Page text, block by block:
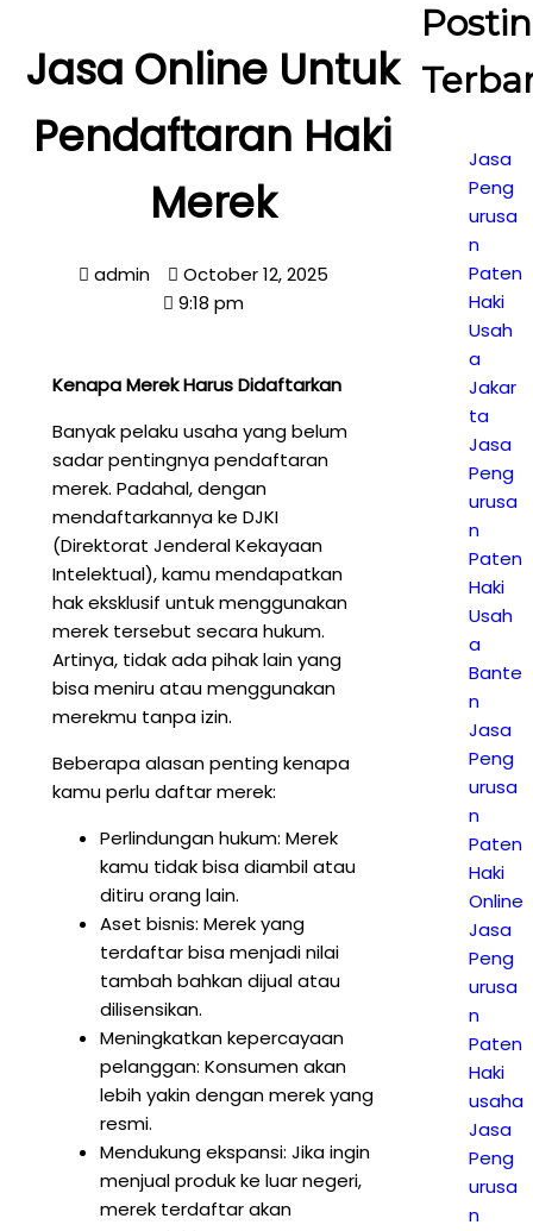
Jasa Online Untuk
Pendaftaran Haki
Merek
admin
October 12, 2025
9:18 pm
Kenapa Merek Harus Didaftarkan
Banyak pelaku usaha yang belum
sadar pentingnya pendaftaran
merek. Padahal, dengan
mendaftarkannya ke DJKI
(Direktorat Jenderal Kekayaan
Intelektual), kamu mendapatkan
hak eksklusif untuk menggunakan
merek tersebut secara hukum.
Artinya, tidak ada pihak lain yang
bisa meniru atau menggunakan
merekmu tanpa izin.
Beberapa alasan penting kenapa
kamu perlu daftar merek:
Perlindungan hukum: Merek
kamu tidak bisa diambil atau
ditiru orang lain.
Aset bisnis: Merek yang
terdaftar bisa menjadi nilai
tambah bahkan dijual atau
dilisensikan.
Meningkatkan kepercayaan
pelanggan: Konsumen akan
lebih yakin dengan merek yang
resmi.
Mendukung ekspansi: Jika ingin
menjual produk ke luar negeri,
merek terdaftar akan
Jasa
Peng
urusa
n
Paten
Haki
Usah
a
Jakar
ta
Jasa
Peng
urusa
n
Paten
Haki
Usah
a
Bante
n
Jasa
Peng
urusa
n
Paten
Haki
Online
Jasa
Peng
urusa
n
Paten
Haki
usaha
Jasa
Peng
urusa
n